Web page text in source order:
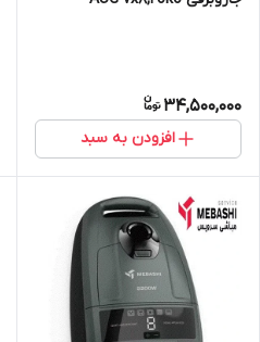
34,500,000
افزودن به سبد